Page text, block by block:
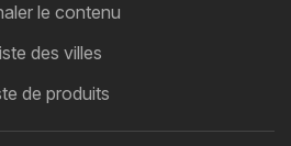
le contenu
des villes
de produits